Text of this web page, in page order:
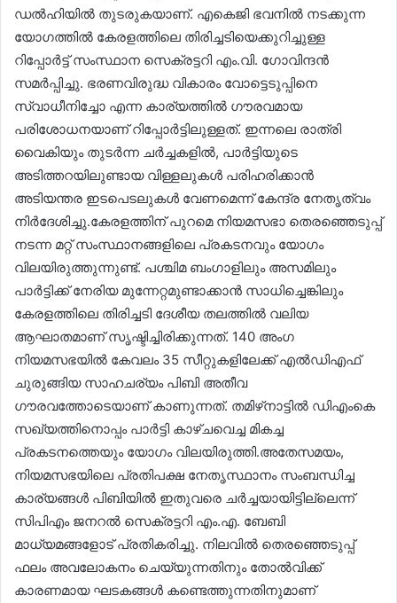
ഡൽഹിയിൽ തുടരുകയാണ്. എകെജി ഭവനിൽ നടക്കുന്ന
യോഗത്തിൽ കേരളത്തിലെ തിരിച്ചടിയെക്കുറിച്ചുള്ള
റിപ്പോർട്ട് സംസ്ഥാന സെക്രട്ടറി എം.വി. ഗോവിന്ദൻ
സമർപ്പിച്ചു. ഭരണവിരുദ്ധ വികാരം വോട്ടെടുപ്പിനെ
സ്വാധീനിച്ചോ എന്ന കാര്യത്തിൽ ഗൗരവമായ
പരിശോധനയാണ് റിപ്പോർട്ടിലുള്ളത്. ഇന്നലെ രാത്രി
വൈകിയും തുടർന്ന ചർച്ചകളിൽ, പാർട്ടിയുടെ
അടിത്തറയിലുണ്ടായ വിള്ളലുകൾ പരിഹരിക്കാൻ
അടിയന്തര ഇടപെടലുകൾ വേണമെന്ന് കേന്ദ്ര നേതൃത്വം
നിർദേശിച്ചു.കേരളത്തിന് പുറമെ നിയമസഭാ തെരഞ്ഞെടുപ്പ്
നടന്ന മറ്റ് സംസ്ഥാനങ്ങളിലെ പ്രകടനവും യോഗം
വിലയിരുത്തുന്നുണ്ട്. പശ്ചിമ ബംഗാളിലും അസമിലും
പാർട്ടിക്ക് നേരിയ മുന്നേറ്റമുണ്ടാക്കാൻ സാധിച്ചെങ്കിലും
കേരളത്തിലെ തിരിച്ചടി ദേശീയ തലത്തിൽ വലിയ
ആഘാതമാണ് സൃഷ്ടിച്ചിരിക്കുന്നത്. 140 അംഗ
നിയമസഭയിൽ കേവലം 35 സീറ്റുകളിലേക്ക് എൽഡിഎഫ്
ചുരുങ്ങിയ സാഹചര്യം പിബി അതീവ
ഗൗരവത്തോടെയാണ് കാണുന്നത്. തമിഴ്‌നാട്ടിൽ ഡിഎംകെ
സഖ്യത്തിനൊപ്പം പാർട്ടി കാഴ്ചവെച്ച മികച്ച
പ്രകടനത്തെയും യോഗം വിലയിരുത്തി.അതേസമയം,
നിയമസഭയിലെ പ്രതിപക്ഷ നേതൃസ്ഥാനം സംബന്ധിച്ച
കാര്യങ്ങൾ പിബിയിൽ ഇതുവരെ ചർച്ചയായിട്ടില്ലെന്ന്
സിപിഎം ജനറൽ സെക്രട്ടറി എം.എ. ബേബി
മാധ്യമങ്ങളോട് പ്രതികരിച്ചു. നിലവിൽ തെരഞ്ഞെടുപ്പ്
ഫലം അവലോകനം ചെയ്യുന്നതിനും തോൽവിക്ക്
കാരണമായ ഘടകങ്ങൾ കണ്ടെത്തുന്നതിനുമാണ്